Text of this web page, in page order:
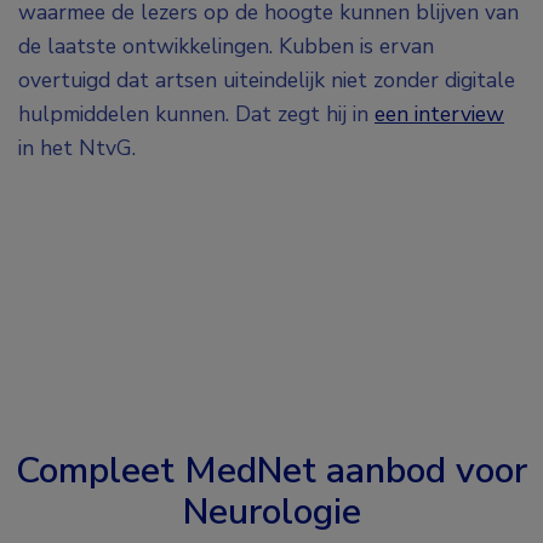
waarmee de lezers op de hoogte kunnen blijven van
de laatste ontwikkelingen. Kubben is ervan
overtuigd dat artsen uiteindelijk niet zonder digitale
hulpmiddelen kunnen. Dat zegt hij in een interview
in het NtvG.
Compleet MedNet aanbod voor
Neurologie